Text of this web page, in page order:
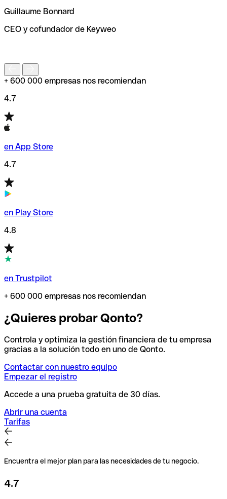
de enviar tu transferencia.
Guillaume Bonnard
CEO y cofundador de Keyweo
+ 600 000 empresas nos recomiendan
4.7
en App Store
4.7
en Play Store
4.8
en Trustpilot
+ 600 000 empresas nos recomiendan
¿Quieres probar Qonto?
Controla y optimiza la gestión financiera de tu empresa
gracias a la solución todo en uno de Qonto.
Contactar con nuestro equipo
Empezar el registro
Accede a una prueba gratuita de 30 días.
Abrir una cuenta
Tarifas
Encuentra el mejor plan para las necesidades de tu negocio.
4.7